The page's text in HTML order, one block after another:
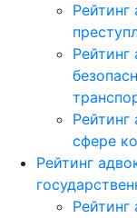
Рейтинг
Рейтинг
Рейтинг
сфере
Рейтинг
Рейтинг